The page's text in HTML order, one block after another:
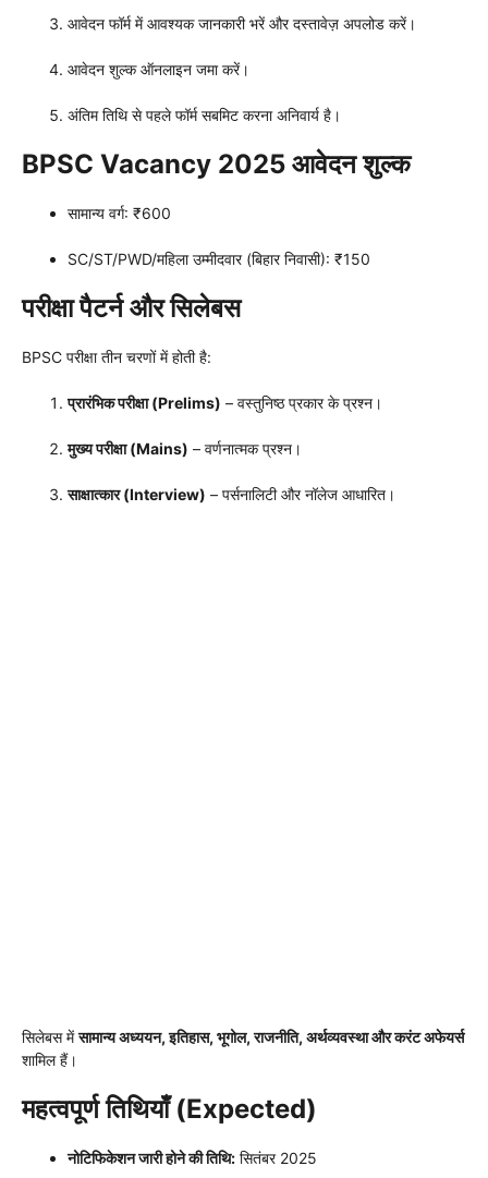
आवेदन फॉर्म में आवश्यक जानकारी भरें और दस्तावेज़ अपलोड करें।
आवेदन शुल्क ऑनलाइन जमा करें।
अंतिम तिथि से पहले फॉर्म सबमिट करना अनिवार्य है।
BPSC Vacancy 2025 आवेदन शुल्क
सामान्य वर्ग: ₹600
SC/ST/PWD/महिला उम्मीदवार (बिहार निवासी): ₹150
परीक्षा पैटर्न और सिलेबस
BPSC परीक्षा तीन चरणों में होती है:
प्रारंभिक परीक्षा (Prelims) – वस्तुनिष्ठ प्रकार के प्रश्न।
मुख्य परीक्षा (Mains) – वर्णनात्मक प्रश्न।
साक्षात्कार (Interview) – पर्सनालिटी और नॉलेज आधारित।
सिलेबस मेंसामान्य अध्ययन, इतिहास, भूगोल, राजनीति, अर्थव्यवस्था और करंट अफेयर्स
शामिल हैं।
महत्वपूर्ण तिथियाँ (Expected)
नोटिफिकेशन जारी होने की तिथि: सितंबर 2025